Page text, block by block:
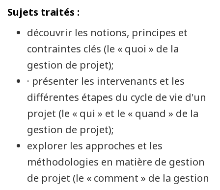
Sujets traités :
découvrir les notions, principes et
contraintes clés (le « quoi » de la
gestion de projet);
· présenter les intervenants et les
différentes étapes du cycle de vie d'un
projet (le « qui » et le « quand » de la
gestion de projet);
explorer les approches et les
méthodologies en matière de gestion
de projet (le « comment » de la gestion